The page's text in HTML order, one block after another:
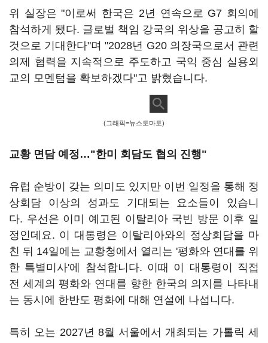
위 실장은 "이로써 한국은 2년 연속으로 G7 회의에
참석하게 됐다. 글로벌 책임 강국의 위상을 공고히 할
것으로 기대한다"며 "2028년 G20 의장국으로서 관련
의제 협력을 지속적으로 주도하고 국익 중심 실용외
교의 모멘텀을 확보하겠다"고 밝혔습니다.
(그래픽=뉴스토마토)
교황 면담 예정…"한미 회담도 협의 진행"
유럽 순방이 갖는 의미도 있지만 이번 일정을 통해 정
상회담 이상의 성과도 기대되는 요소들이 있습니
다. 우선은 이미 예고된 이탈리아 국빈 방문 이후 일
정인데요. 이 대통령은 이탈리아와의 정상회담을 마
친 뒤 14일에는 교황청에서 열리는 '평화와 연대를 위
한 특별미사'에 참석합니다. 이때 이 대통령이 직접
전 세계의 평화와 연대를 향한 한국의 의지를 나타내
는 동시에 한반도 평화에 대해 연설에 나섭니다.
특히 오는 2027년 8월 서울에서 개최되는 가톨릭 세